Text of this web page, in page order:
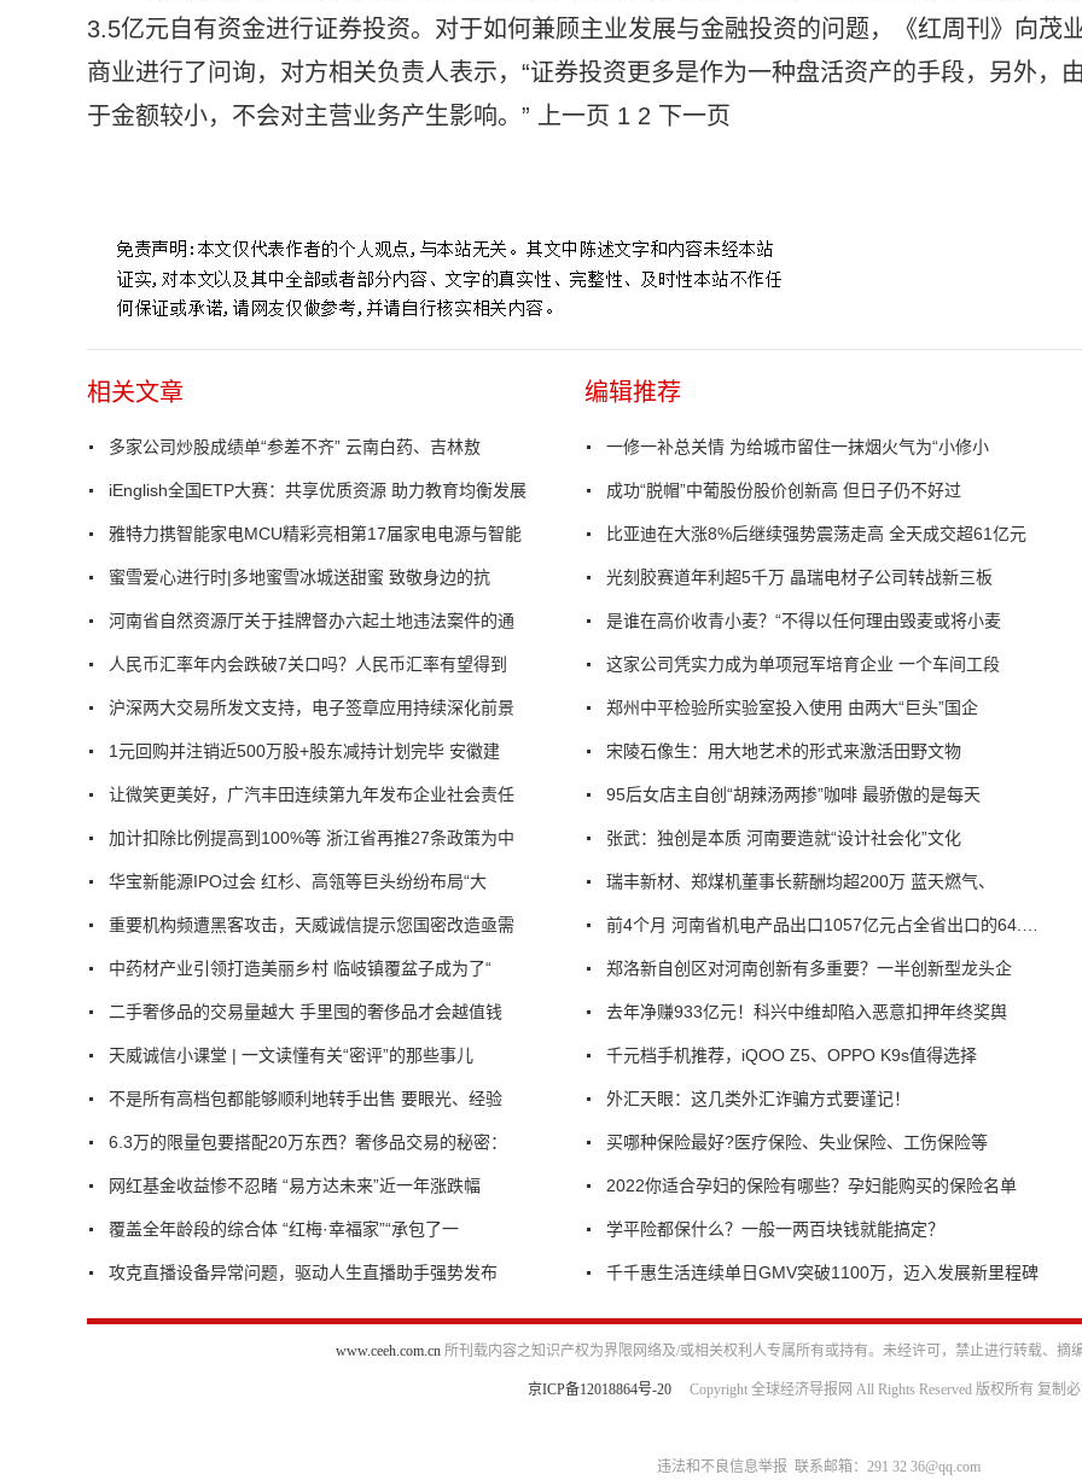
3.5亿元自有资金进行证券投资。对于如何兼顾主业发展与金融投资的问题，《红周刊》向茂
商业进行了问询，对方相关负责人表示，“证券投资更多是作为一种盘活资产的手段，另外，由
于金额较小，不会对主营业务产生影响。”
上一页 1 2 下一页
相关文章
多家公司炒股成绩单“参差不齐” 云南白药、吉林敖
iEnglish全国ETP大赛：共享优质资源 助力教育均衡发展
雅特力携智能家电MCU精彩亮相第17届家电电源与智能
蜜雪爱心进行时|多地蜜雪冰城送甜蜜 致敬身边的抗
河南省自然资源厅关于挂牌督办六起土地违法案件的通
人民币汇率年内会跌破7关口吗？人民币汇率有望得到
沪深两大交易所发文支持，电子签章应用持续深化前景
1元回购并注销近500万股+股东减持计划完毕 安徽建
让微笑更美好，广汽丰田连续第九年发布企业社会责任
加计扣除比例提高到100%等 浙江省再推27条政策为中
华宝新能源IPO过会 红杉、高瓴等巨头纷纷布局“大
重要机构频遭黑客攻击，天威诚信提示您国密改造亟需
中药材产业引领打造美丽乡村 临岐镇覆盆子成为了“
二手奢侈品的交易量越大 手里囤的奢侈品才会越值钱
天威诚信小课堂 | 一文读懂有关“密评”的那些事儿
不是所有高档包都能够顺利地转手出售 要眼光、经验
6.3万的限量包要搭配20万东西？奢侈品交易的秘密：
网红基金收益惨不忍睹 “易方达未来”近一年涨跌幅
覆盖全年龄段的综合体 “红梅·幸福家”“承包了一
攻克直播设备异常问题，驱动人生直播助手强势发布
编辑推荐
一修一补总关情 为给城市留住一抹烟火气为“小修小
成功“脱帽”中葡股份股价创新高 但日子仍不好过
比亚迪在大涨8%后继续强势震荡走高 全天成交超61亿元
光刻胶赛道年利超5千万 晶瑞电材子公司转战新三板
是谁在高价收青小麦？“不得以任何理由毁麦或将小麦
这家公司凭实力成为单项冠军培育企业 一个车间工段
郑州中平检验所实验室投入使用 由两大“巨头”国企
宋陵石像生：用大地艺术的形式来激活田野文物
95后女店主自创“胡辣汤两掺”咖啡 最骄傲的是每天
张武：独创是本质 河南要造就“设计社会化”文化
瑞丰新材、郑煤机董事长薪酬均超200万 蓝天燃气、
郑洛新自创区对河南创新有多重要？一半创新型龙头企
去年净赚933亿元！科兴中维却陷入恶意扣押年终奖舆
千元档手机推荐，iQOO Z5、OPPO K9s值得选择
外汇天眼：这几类外汇诈骗方式要谨记！
买哪种保险最好?医疗保险、失业保险、工伤保险等
2022你适合孕妇的保险有哪些？孕妇能购买的保险名单
学平险都保什么？一般一两百块钱就能搞定？
千千惠生活连续单日GMV突破1100万，迈入发展新里程碑
www.ceeh.com.cn所刊载内容之知识产权为界限网络及/或相关权利人专属所有或持有。未经许可，禁止进行转载、摘
京ICP备12018864号-20 Copyright 全球经济导报网 All Rights Reserved 版权所有 复制
违法和不良信息举报 联系邮箱：291 32 36@qq.com